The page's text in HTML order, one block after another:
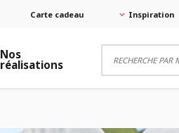
Carte cadeau Inspiration
Nos
réalisations